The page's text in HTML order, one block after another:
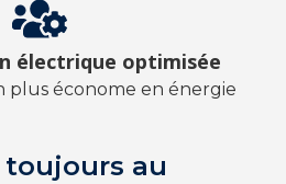
électrique optimisée
plus économe en énergie
au